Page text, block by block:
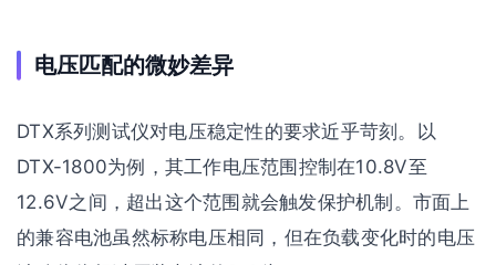
电压匹配的微妙差异
DTX系列测试仪对电压稳定性的要求近乎苛刻。以
DTX-1800为例，其工作电压范围控制在10.8V至
12.6V之间，超出这个范围就会触发保护机制。市面上
的兼容电池虽然标称电压相同，但在负载变化时的电压